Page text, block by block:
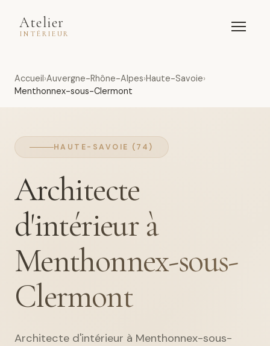
Atelier
INTÉRIEUR
Accueil Auvergne-Rhône-Alpes Haute-Savoie
Menthonnex-sous-Clermont
HAUTE-SAVOIE (74)
Architecte
d'intérieur à
Menthonnex-sous-
Clermont
Architecte d'intérieur à Menthonnex-sous-